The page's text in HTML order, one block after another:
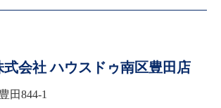
式会社 ハウスドゥ南区豊田店
田844-1